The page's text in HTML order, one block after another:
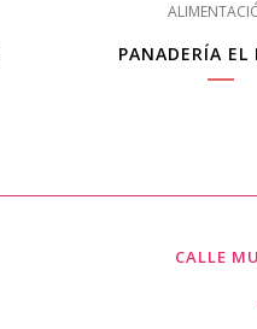
PANADERÍA EL
CALLE